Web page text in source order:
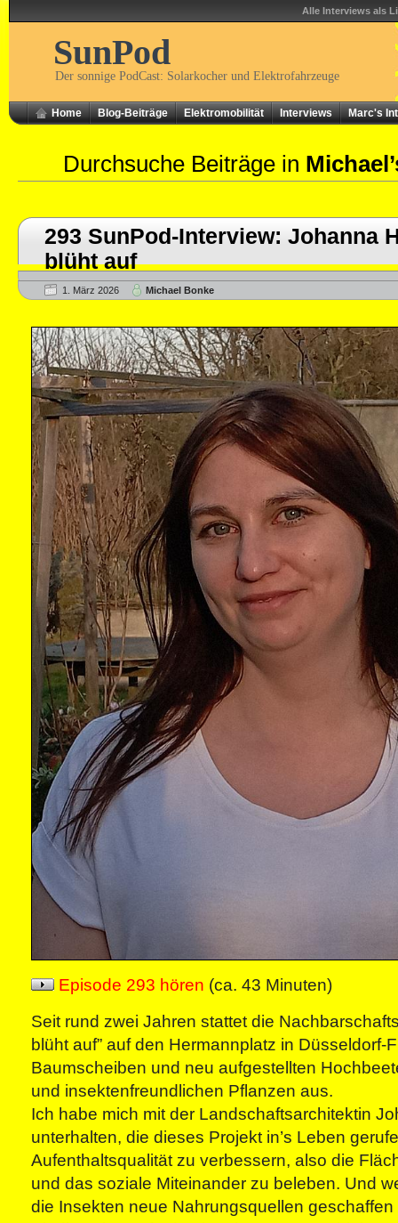
Alle Interviews als
SunPod
Der sonnige PodCast: Solarkocher und Elektrofahrzeuge
Home Blog-Beiträge Elektromobilität Interviews Marc's
Durchsuche Beiträge in
293 SunPod-Interview: Johanna
blüht auf
1. März 2026 Michael Bonke
Episode 293 hören (ca. 43 Minuten)
Seit rund zwei Jahren stattet die
blüht auf” auf den Hermannplatz in Düsseldorf-
Baumscheiben und neu aufgestellten
und insektenfreundlichen Pflanzen aus.
Ich habe mich mit der Landschaftsarchitektin
unterhalten, die dieses Projekt in’s Leben
Aufenthaltsqualität zu verbessern, also die
und das soziale Miteinander zu beleben. Und
die Insekten neue Nahrungsquellen